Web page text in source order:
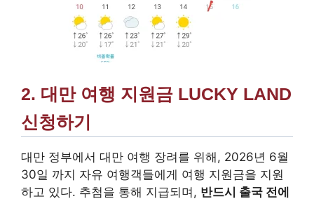
2. 대만 여행 지원금 LUCKY LAND
신청하기
대만 정부에서 대만 여행 장려를 위해, 2026년 6월
30일 까지 자유 여행객들에게 여행 지원금을 지원
하고 있다. 추첨을 통해 지급되며, 반드시 출국 전에